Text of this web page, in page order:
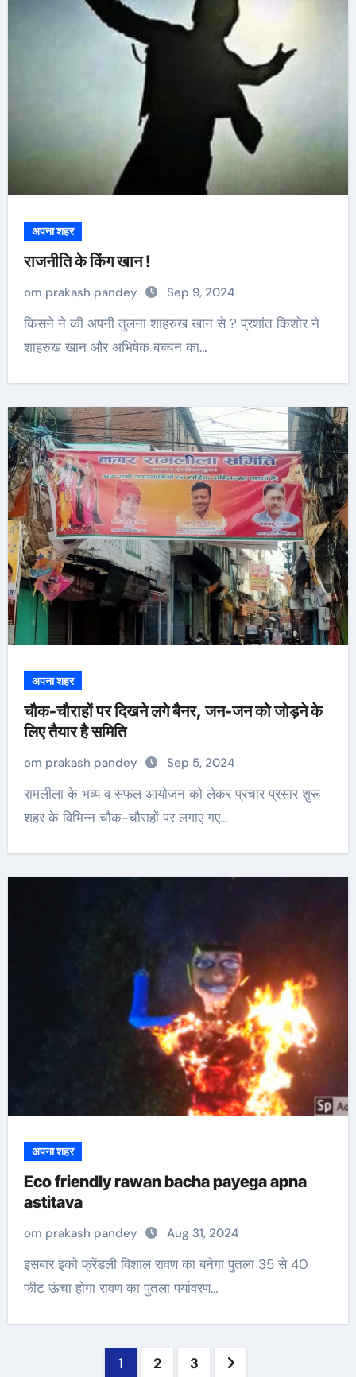
अपना शहर
राजनीति के किंग खान !
om prakash pandey Sep 9, 2024
किसने ने की अपनी तुलना शाहरुख खान से ? प्रशांत किशोर ने
शाहरुख खान और अभिषेक बच्चन का…
अपना शहर
चौक-चौराहों पर दिखने लगे बैनर, जन-जन को जोड़ने के
लिए तैयार है समिति
om prakash pandey Sep 5, 2024
रामलीला के भव्य व सफल आयोजन को लेकर प्रचार प्रसार शुरू
शहर के विभिन्न चौक-चौराहों पर लगाए गए…
अपना शहर
Eco friendly rawan bacha payega apna
astitava
om prakash pandey Aug 31, 2024
इसबार इको फ्रेंडली विशाल रावण का बनेगा पुतला 35 से 40
फीट ऊंचा होगा रावण का पुतला पर्यावरण…
1 2 3